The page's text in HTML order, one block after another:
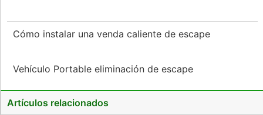
Cómo instalar una venda caliente de escape
Vehículo Portable eliminación de escape
Artículos relacionados